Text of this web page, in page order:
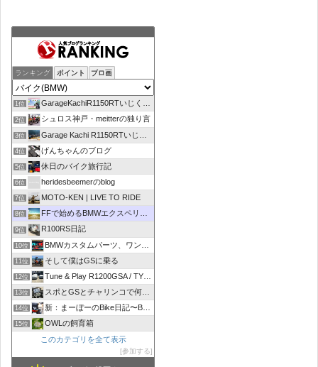
ランキング ポイント ブロ画
1位 GarageKachiR1150RTいじくり日記シーズン2
2位 シュロス神戸・meitterの独り言
3位 Garage Kachi R1150RTいじくり日記
4位 げんちゃんのブログ
5位 休日のバイク旅行記
6位 heridesbeemerのblog
7位 MOTO-KEN | LIVE TO RIDE
8位 FFで始めるBMWエクスペリエンス
9位 R100RS日記
10位 BMWカスタムパーツ、ワンオフマフラーのR-sty
11位 そして僕はGSに乗る
12位 Tune & Play R1200GSA / TYPE R
13位 スポとGSとチャリンコで何処いこう！
14位 新：まーぼーのBike日記〜BMW R1100RT〜
15位
OWLの飼育箱
このカテゴリを全て表示
参加する